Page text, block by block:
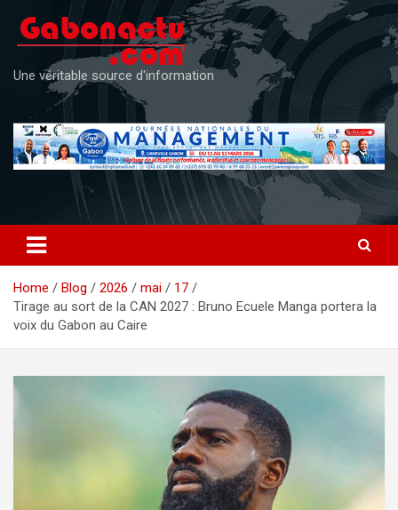
content
Une véritable source d'information
Home Blog 2026 mai
17
Tirage au sort de la CAN 2027 : Bruno Ecuele Manga portera la
voix du Gabon au Caire